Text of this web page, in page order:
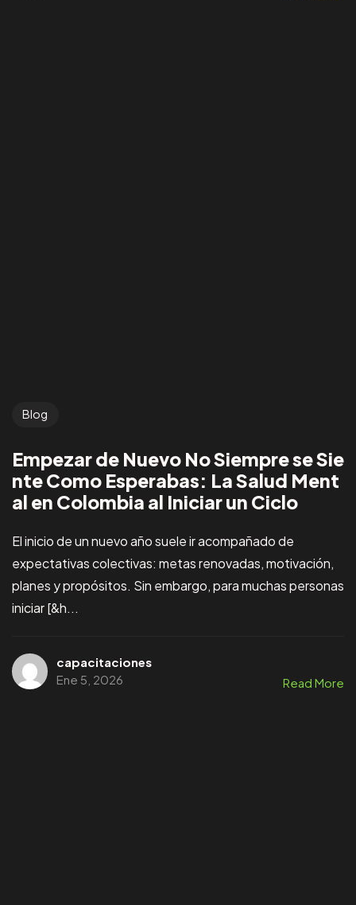
Blog
Empezar de Nuevo No Siempre se Sie
nte Como Esperabas: La Salud Ment
al en Colombia al Iniciar un Ciclo
El inicio de un nuevo año suele ir acompañado de
expectativas colectivas: metas renovadas, motivación,
planes y propósitos. Sin embargo, para muchas personas
iniciar [&h...
capacitaciones
Ene 5, 2026
Read More